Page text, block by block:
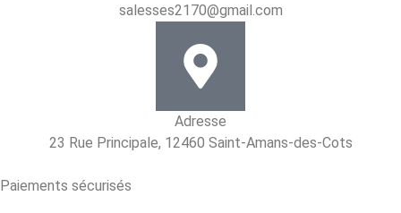
salesses2170@gmail.com
Adresse
23 Rue Principale, 12460 Saint-Amans-des-Cots
Paiements sécurisés